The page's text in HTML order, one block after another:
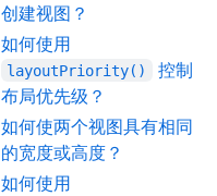
创建视图？
如何使用
layoutPriority()
控制
布局优先级？
如何使两个视图具有相同
的宽度或高度？
如何使用